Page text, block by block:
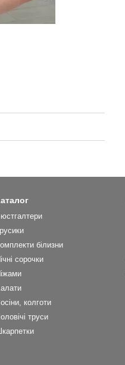
білизни
сорочки
колготи
труси